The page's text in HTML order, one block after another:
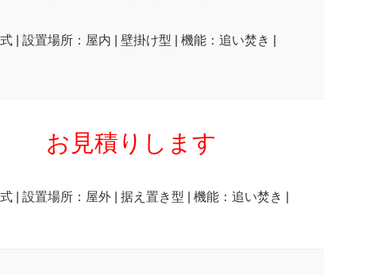
| 設置場所：屋内 | 壁掛け型 | 機能：追い焚き |
お見積りします
| 設置場所：屋外 | 据え置き型 | 機能：追い焚き |